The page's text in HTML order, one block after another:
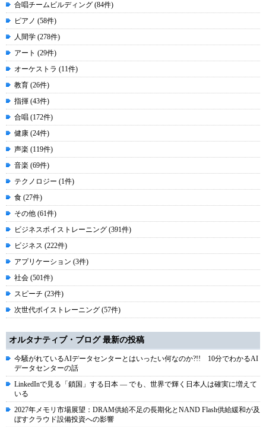
合唱チームビルディング (84件)
ピアノ (58件)
人間学 (278件)
アート (29件)
オーケストラ (11件)
教育 (26件)
指揮 (43件)
合唱 (172件)
健康 (24件)
声楽 (119件)
音楽 (69件)
テクノロジー (1件)
食 (27件)
その他 (61件)
ビジネスボイストレーニング (391件)
ビジネス (222件)
アプリケーション (3件)
社会 (501件)
スピーチ (23件)
次世代ボイストレーニング (57件)
オルタナティブ・ブログ 最新の投稿
今騒がれているAIデータセンターとはいったい何なのか?!! 10分でわかるAI
データセンターの話
LinkedInで見る「鎖国」する日本 ― でも、世界で輝く日本人は確実に増えて
いる
2027年メモリ市場展望：DRAM供給不足の長期化とNAND Flash供給緩和が及
ぼすクラウド設備投資への影響